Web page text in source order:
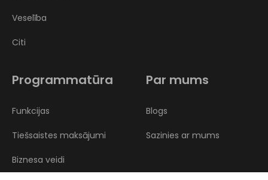
Veselība
Citi
Programmatūra
Funkcijas
Tiešsaistes maksājumi
Biznesa veidi
Par mums
Blogs
Sazinies ar mums